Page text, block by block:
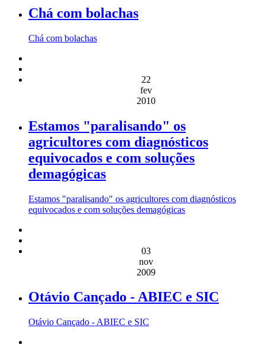
Chá com bolachas
Chá com bolachas
22
fev
2010
Estamos "paralisando" os
agricultores com diagnósticos
equivocados e com soluções
demagógicas
Estamos "paralisando" os agricultores com diagnósticos
equivocados e com soluções demagógicas
03
nov
2009
Otávio Cançado - ABIEC e SIC
Otávio Cançado - ABIEC e SIC